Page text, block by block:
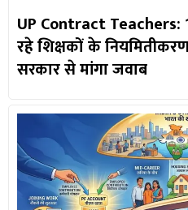
UP Contract Teachers:
रहे शिक्षकों के
सरकार से मांगा जवाब